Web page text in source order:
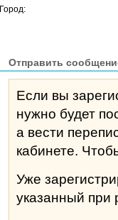
Город:
Отправить
Если вы
нужно будет
а вести
Уже
указанный при